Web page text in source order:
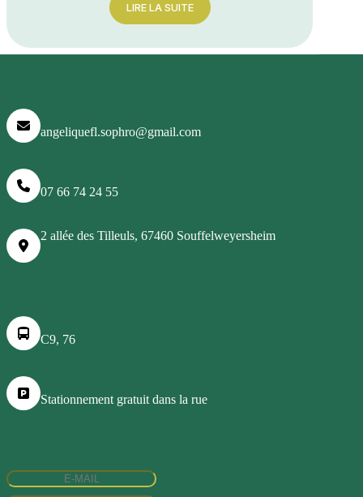
LIRE LA SUITE
angeliquefl.sophro@gmail.com
07 66 74 24 55
2 allée des Tilleuls, 67460 Souffelweyersheim
C9, 76
Stationnement gratuit dans la rue